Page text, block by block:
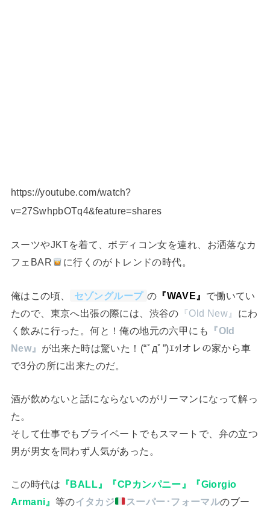
https://youtube.com/watch?
v=27SwhpbOTq4&feature=shares
スーツやJKTを着て、ボディコン女を連れ、お洒落なカ
フェBAR
に行くのがトレンドの時代。
俺はこの頃、 セゾングループ の 『WAVE』 で働いてい
たので、東京へ出張の際には、渋谷の 『Old New』 にわ
く飲みに行った。何と！俺の地元の六甲にも
『Old
New』 が出来た時は驚いた！(“ﾟдﾟ”)ｴｯ!オレの家から車
で3分の所に出来たのだ。
酒が飲めないと話にならないのがリーマンになって解っ
た。
そして仕事でもブライベートでもスマートで、弁の立つ
男が男女を問わず人気があった。
この時代は 『BALL』『CPカンパニー』『Giorgio
Armani』 等のイタカジ スーパー･フォーマルのブー